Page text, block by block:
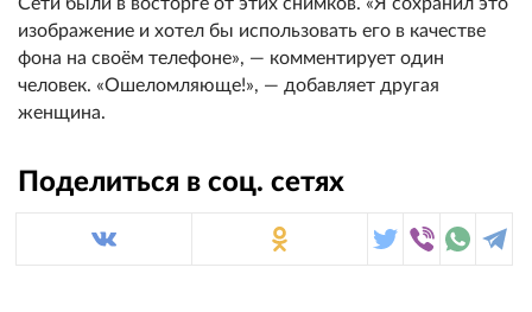
изображение и хотел бы использовать его в качестве
фона на своём телефоне», — комментирует один
человек. «Ошеломляюще!», — добавляет другая
женщина.
Поделиться в соц. сетях